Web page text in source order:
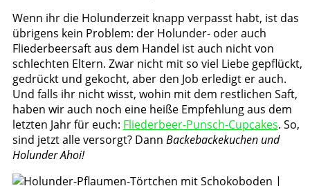
Wenn ihr die Holunderzeit knapp verpasst habt, ist das
übrigens kein Problem: der Holunder- oder auch
Fliederbeersaft aus dem Handel ist auch nicht von
schlechten Eltern. Zwar nicht mit so viel Liebe gepflückt,
gedrückt und gekocht, aber den Job erledigt er auch.
Und falls ihr nicht wisst, wohin mit dem restlichen Saft,
haben wir auch noch eine heiße Empfehlung aus dem
letzten Jahr für euch: Fliederbeer-Punsch-Cupcakes. So,
sind jetzt alle versorgt? Dann Backebackekuchen und
Holunder Ahoi!